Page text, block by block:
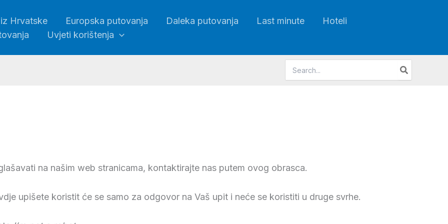
Hrvatske Europska putovanja Daleka putovanja Last minute
Hoteli
Uvjeti korištenja
for:
na našim web stranicama, kontaktirajte nas putem ovog obrasca.
upišete koristit će se samo za odgovor na Vaš upit i neće se koristiti u druge svrhe.